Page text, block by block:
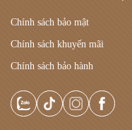
Chính sách bảo mật
Chính sách khuyến mãi
Chính sách bảo hành